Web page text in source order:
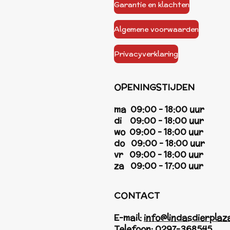
Garantie en klachten
Algemene voorwaarden
Privacyverklaring
OPENINGSTIJDEN
ma 09:00 - 18:00 uur
di 09:00 - 18:00 uur
wo 09:00 - 18:00 uur
do 09:00 - 18:00 uur
vr 09:00 - 18:00 uur
za 09:00 - 17:00 uur
CONTACT
E-mail: